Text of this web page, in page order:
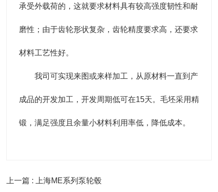
承受外载荷的，这就要求材料具有较高强度韧性和耐
磨性；由于齿轮形状复杂，齿轮精度要求高，还要求
材料工艺性好。
我司可实现来图或来样加工，从原材料一直到产
成品的开发加工，开发周期低可在15天。毛坯采用精
锻，满足强度且余量小材料利用率低，降低成本。
上一篇 : 上海ME系列泵轮毂